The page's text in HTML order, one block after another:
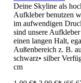
Deine Skyline als
Aufkleber benutzen
im aufwendigen
sind unsere
einen langen Halt,
Außenbereich z. B.
schwarz• silber
cm